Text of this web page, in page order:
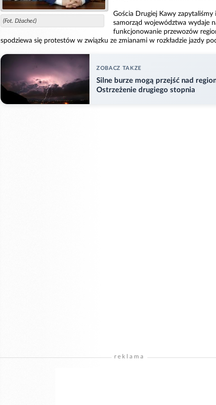
(Fot. Dżacheć)
Gościa Drugiej Kawy zapytaliśmy
samorząd województwa wydaje
funkcjonowanie przewozów
spodziewa się protestów w związku ze zmianami w rozkładzie jazdy
ZOBACZ TAKZE
Silne burze mogą przejść nad
Ostrzeżenie drugiego stopnia
reklama